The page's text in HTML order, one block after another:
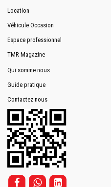
Location
Véhicule Occasion
Espace professionnel
TMR Magazine
Qui somme nous
Guide pratique
Contactez nous